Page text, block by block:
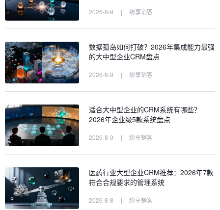
2026-8-9 | 纷享销客
数据孤岛如何打破？2026年集成能力最强
的大中型企业CRM盘点
2026-8-9 | 纷享销客
适合大中型企业的CRM系统有哪些？
2026年企业级5款系统盘点
2026-8-9 | 纷享销客
医药行业大型企业CRM推荐：2026年7款
符合合规要求的管理系统
2026-8-8 | 纷享销客